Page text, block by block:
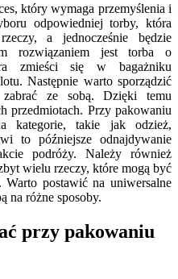
który wymaga przemyślenia i
odpowiedniej torby, która
a jednocześnie będzie
rozwiązaniem jest torba o
zmieści się w bagażniku
Następnie warto sporządzić
ze sobą. Dzięki temu
przedmiotach. Przy pakowaniu
kategorie, takie jak odzież,
to późniejsze odnajdywanie
podróży. Należy również
wielu rzeczy, które mogą być
postawić na uniwersalne
na różne sposoby.
przy pakowaniu